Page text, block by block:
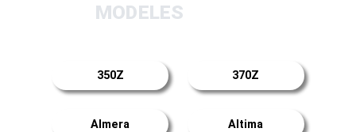
MODELES
350Z 370Z
Almera Altima